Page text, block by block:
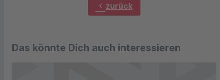
chevron_left zurück
Das könnte Dich auch interessieren